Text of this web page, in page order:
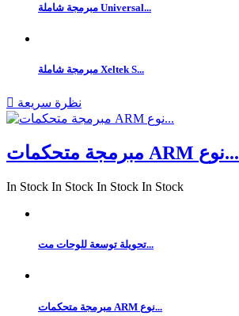
مبرمجة شاملة Universal...
مبرمجة شاملة Xeltek S...
 نظرة سريعة
مبرمجة متحكمات ARM نوع...
In Stock In Stock In Stock In Stock
تحويلة توسعة للوحات مت...
مبرمجة متحكمات ARM نوع...